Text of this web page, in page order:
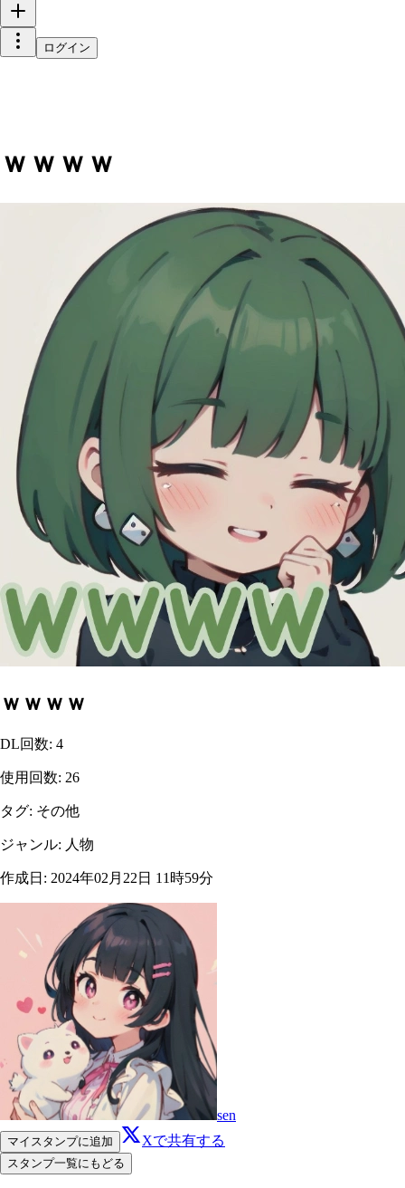
ログイン
ｗｗｗｗ
ｗｗｗｗ
DL回数: 4
使用回数: 26
タグ: その他
ジャンル: 人物
作成日 : 2024年02月22日 11時59分
sen
マイスタンプに追加 Xで共有する
スタンプ一覧にもどる